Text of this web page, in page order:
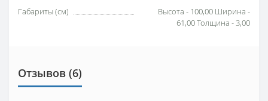
Габариты (см)
Высота - 100,00 Ширина -
61,00 Толщина - 3,00
Отзывов (6)